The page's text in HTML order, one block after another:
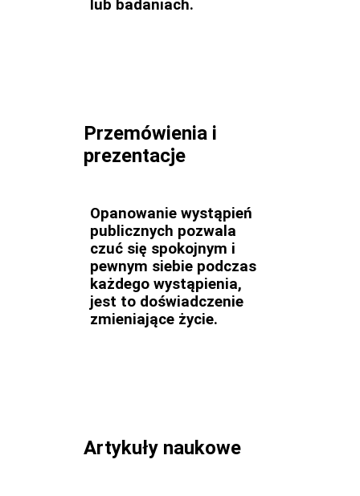
lub badaniach.
Przemówienia i
prezentacje
Opanowanie wystąpień
publicznych pozwala
czuć się spokojnym i
pewnym siebie podczas
każdego wystąpienia,
jest to doświadczenie
zmieniające życie.
Artykuły naukowe